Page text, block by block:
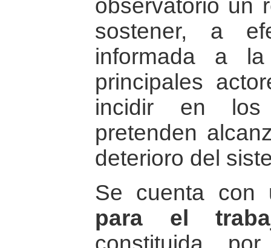
observatorio un
sostener, a
informada a
principales
incidir en
pretenden
deterioro del
Se cuenta
para el